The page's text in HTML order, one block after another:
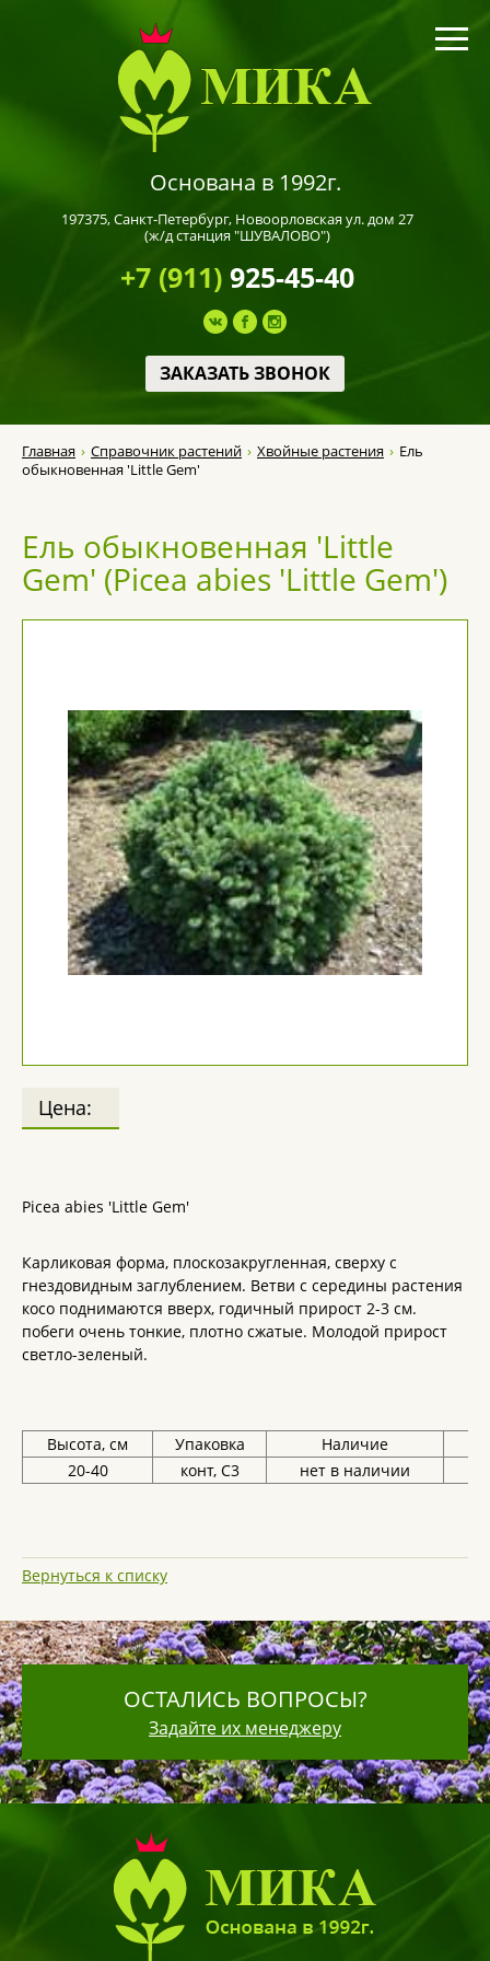
Основана в 1992г.
197375,Санкт-Петербург, Новоорловская ул. дом 27
(ж/д станция "ШУВАЛОВО")
+7 (911)925-45-40
ЗАКАЗАТЬ ЗВОНОК
Главная Справочник растений Хвойные растения
Ель
обыкновенная 'Little Gem'
Ель обыкновенная 'Little
Gem' (Picea abies 'Little Gem')
Цена:
Picea abies 'Little Gem'
Карликовая форма, плоскозакругленная, сверху с
гнездовидным заглублением. Ветви с середины растения
косо поднимаются вверх, годичный прирост 2-3 см.
побеги очень тонкие, плотно сжатые. Молодой прирост
светло-зеленый.
Высота, см Упаковка Наличие
20-40
конт, С3 нет в наличии
Вернуться к списку
ОСТАЛИСЬ ВОПРОСЫ?
Задайте их менеджеру